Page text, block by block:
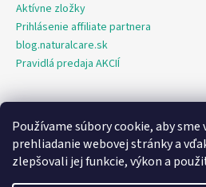
Používame súbory cookie, aby
prehliadanie webovej stránky a
zlepšovali jej funkcie, výkon a
Aktívne zložky
Prihlásenie affiliate partnera
blog.naturalcare.sk
Pravidlá predaja AKCIÍ
O marketing sa nám stará